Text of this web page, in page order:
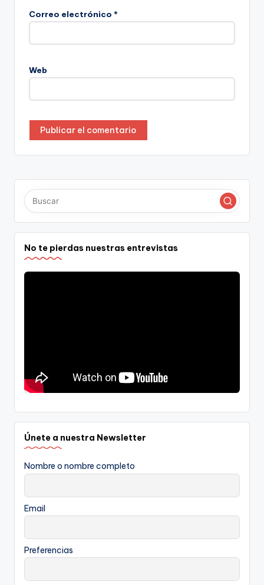
Correo electrónico *
Web
No te pierdas nuestras entrevistas
Únete a nuestra Newsletter
Nombre o nombre completo
Email
Preferencias